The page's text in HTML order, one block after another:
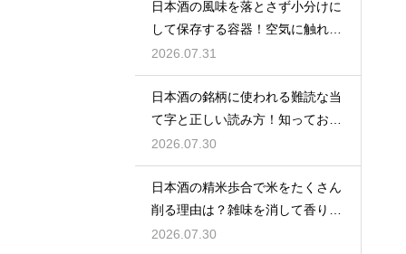
日本酒の風味を落とさず小分けに
して保存する容器！空気に触れさ
せない
2026.07.31
日本酒の銘柄に使われる難読な当
て字と正しい読み方！知っておき
たい銘酒
2026.07.30
日本酒の精米歩合で米をたくさん
削る理由は？雑味を消して香りを
引き出す
2026.07.30